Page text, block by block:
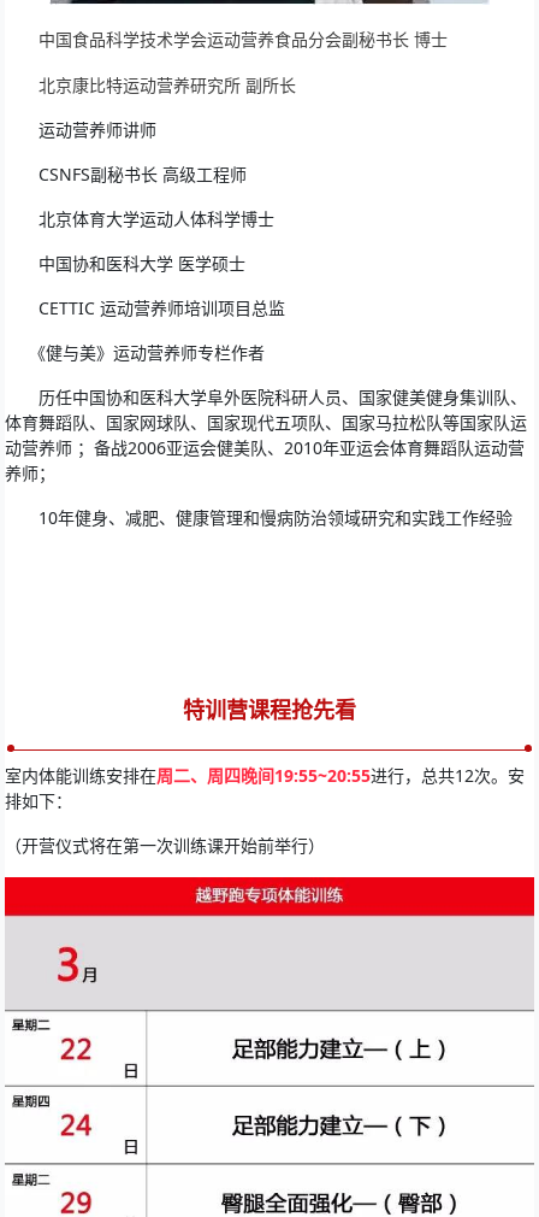
中国食品科学技术学会运动营养食品分会副秘书长 博士
北京康比特运动营养研究所 副所长
运动营养师讲师
CSNFS副秘书长 高级工程师
北京体育大学运动人体科学博士
中国协和医科大学 医学硕士
CETTIC 运动营养师培训项目总监
《健与美》运动营养师专栏作者
历任中国协和医科大学阜外医院科研人员、国家健美健身集训队、
体育舞蹈队、国家网球队、国家现代五项队、国家马拉松队等国家队运
动营养师 ；备战2006亚运会健美队、2010年亚运会体育舞蹈队运动营
养师；
10年健身、减肥、健康管理和慢病防治领域研究和实践工作经验
特训营课程抢先看
室内体能训练安排在周二、周四晚间19:55~20:55进行，总共12次。安
排如下：
（开营仪式将在第一次训练课开始前举行）